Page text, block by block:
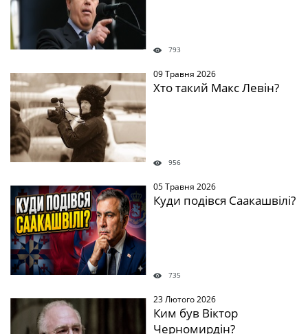
793
09 Травня 2026
Хто такий Макс Левін?
956
05 Травня 2026
Куди подівся Саакашвілі?
735
23 Лютого 2026
Ким був Віктор
Черномирдін?